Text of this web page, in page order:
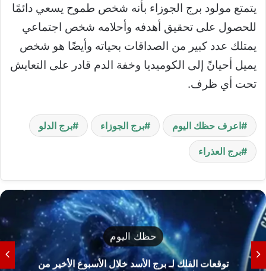
يتمتع مولود برج الجوزاء بأنه شخص طموح يسعي دائمًا
للحصول على تحقيق أهدفه وأحلامه شخص اجتماعي
يمتلك عدد كبير من الصداقات بحياته وأيضًا هو شخص
يميل أحيانً إلى الكوميديا وخفة الدم قادر على التعايش
تحت أي ظرف.
اعرف حظك اليوم برج الجوزاء برج الدلو
برج العذراء
حظك اليوم
توقعات الفلك لـ برج الأسد خلال الأسبوع الأخير من